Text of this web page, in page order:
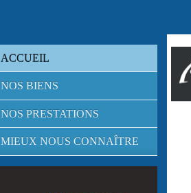
ACCUEIL
NOS BIENS
NOS PRESTATIONS
MIEUX NOUS CONNAÎTRE